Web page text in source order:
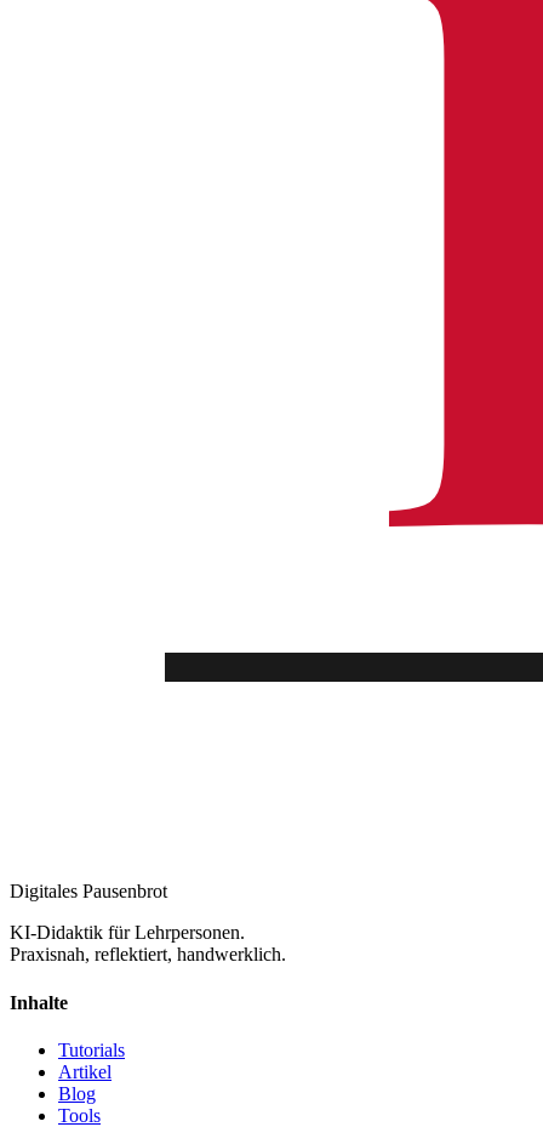
Digitales Pausenbrot
KI-Didaktik für Lehrpersonen.
Praxisnah, reflektiert, handwerklich.
Inhalte
Tutorials
Artikel
Blog
Tools